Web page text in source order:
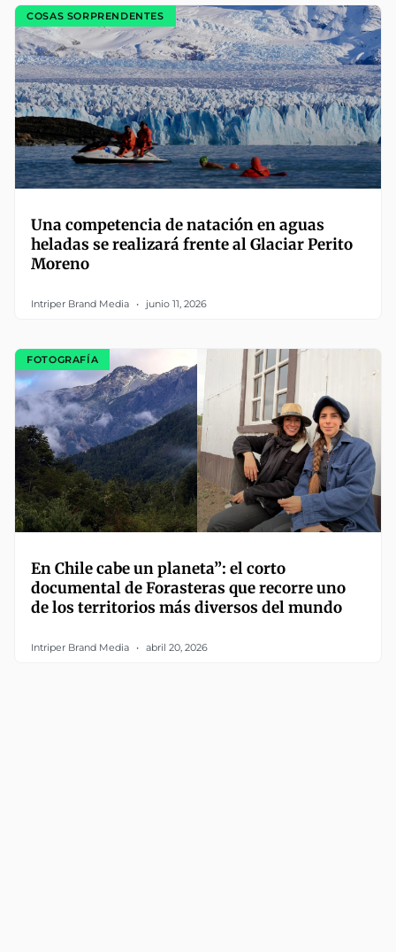
COSAS SORPRENDENTES
Una competencia de natación en aguas
heladas se realizará frente al Glaciar Perito
Moreno
Intriper Brand Media junio 11, 2026
FOTOGRAFÍA
En Chile cabe un planeta”: el corto
documental de Forasteras que recorre uno
de los territorios más diversos del mundo
Intriper Brand Media abril 20, 2026